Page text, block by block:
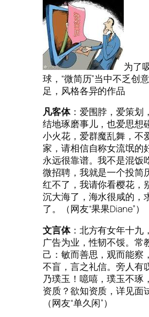
为了
球，“微简历”当中不乏创
足，风格各异的作品
凡客体：爱围脖，爱策划
结地琢磨事儿，也爱思想
小火花，爱群魔乱舞，不
家，请相信自称女流氓的
永远很靠谱。我不是混饭
微招聘，我就是一个投简
红不了，我请你看樱花，
沉大海了，海水很咸的，
了。（网友“果果Diane”）
文言体：北方有女年十九
广告为业，性韧不馁。常
己：敏而善思，观而能察
不盲，言之礼信。旁人有
乃璞玉！噫嘻，璞玉不琢
资质？欲知资质，详见面
（网友“单久闲”）